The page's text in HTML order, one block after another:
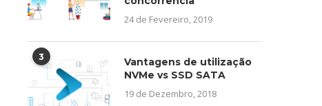
24 de Fevereiro, 2019
3
Vantagens de utilização
NVMe vs SSD SATA
19 de Dezembro, 2018